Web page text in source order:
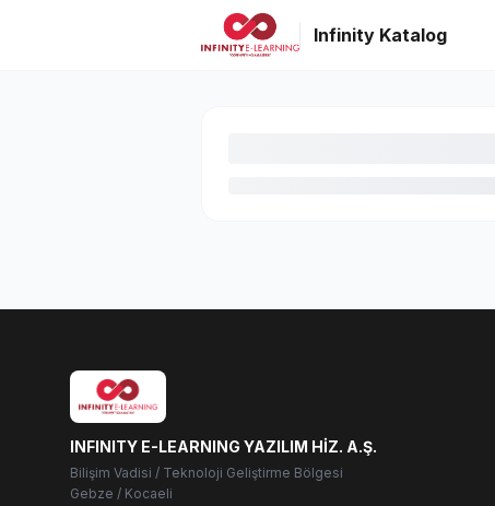
Infinity Katalog
INFINITY E-LEARNING YAZILIM HİZ. A.Ş.
Bilişim Vadisi / Teknoloji Geliştirme Bölgesi
Gebze / Kocaeli